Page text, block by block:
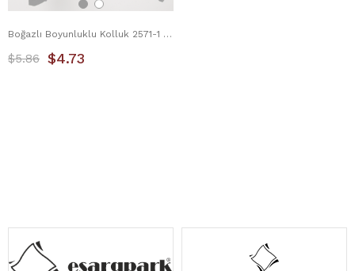
Boğazlı Boyunluklu Kolluk 2571-1 Siyah
$4.73
$5.86